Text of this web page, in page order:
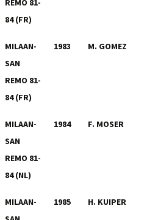
REMO 81-
84 (FR)
MILAAN-
SAN
REMO 81-
84 (FR)
1983 M. GOMEZ
MILAAN-
SAN
REMO 81-
84 (NL)
1984 F. MOSER
MILAAN-
1985 H. KUIPER